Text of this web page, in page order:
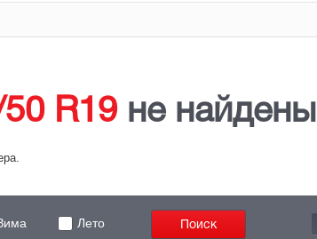
R19не найдены
Лето